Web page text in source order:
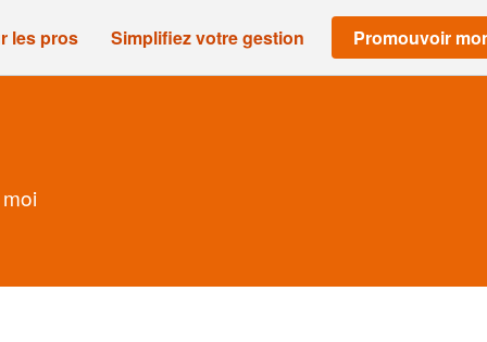
les pros Simplifiez votre gestion Promouvoir